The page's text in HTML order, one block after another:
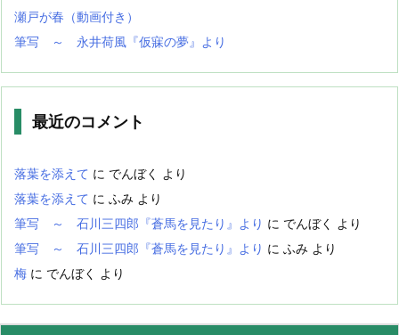
瀬戸が春（動画付き）
筆写 ～ 永井荷風『仮寐の夢』より
最近のコメント
落葉を添えて に でんぼく
より
落葉を添えて に ふみ より
筆写 ～ 石川三四郎『蒼馬を見たり』より に でんぼく
より
筆写 ～ 石川三四郎『蒼馬を見たり』より に ふみ より
梅 に でんぼく より